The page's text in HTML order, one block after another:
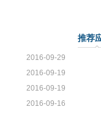
2016-09-29
2016-09-19
2016-09-19
2016-09-16
推荐